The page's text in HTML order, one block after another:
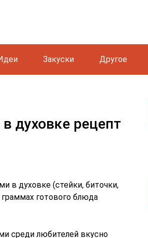
Закуски Другое
духовке рецепт
в духовке (стейки, биточки,
граммах готового блюда
среди любителей вкусно